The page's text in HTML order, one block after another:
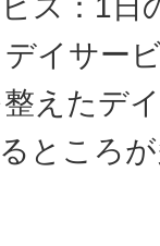
ス：1日
イサー
えたデ
ところ